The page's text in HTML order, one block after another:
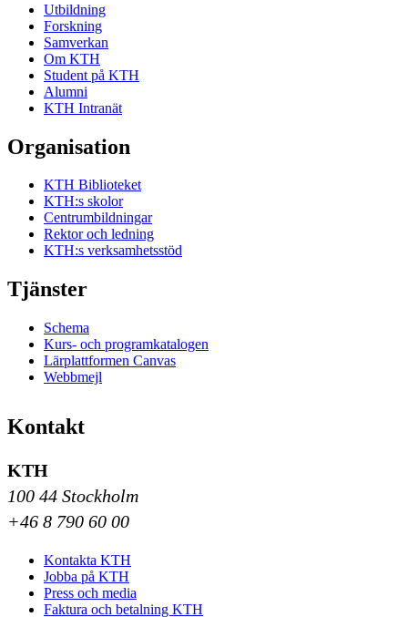
Utbildning
Forskning
Samverkan
Om KTH
Student på KTH
Alumni
KTH Intranät
Organisation
KTH Biblioteket
KTH:s skolor
Centrumbildningar
Rektor och ledning
KTH:s verksamhetsstöd
Tjänster
Schema
Kurs- och programkatalogen
Lärplattformen Canvas
Webbmejl
Kontakt
KTH
100 44 Stockholm
+46 8 790 60 00
Kontakta KTH
Jobba på KTH
Press och media
Faktura och betalning KTH